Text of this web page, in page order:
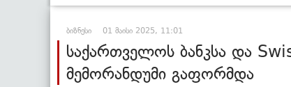
ბიზნესი 01 მაისი 2025, 11:01
საქართველოს ბანკსა და
მემორანდუმი გაფორმდა